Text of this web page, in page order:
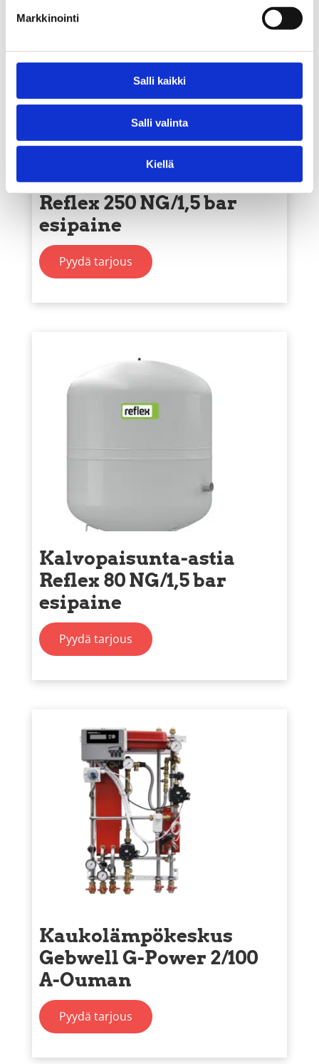
Markkinointi
Salli kaikki
Salli valinta
Kiellä
Kalvopaisunta-astia
Reflex 250 NG/1,5 bar
esipaine
Pyydä tarjous
Kalvopaisunta-astia
Reflex 80 NG/1,5 bar
esipaine
Pyydä tarjous
Kaukolämpökeskus
Gebwell G-Power 2/100
A-Ouman
Pyydä tarjous